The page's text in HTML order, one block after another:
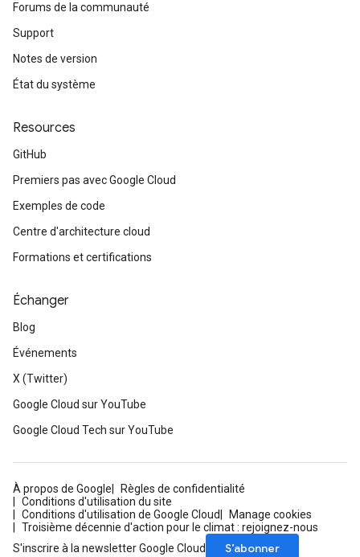
Forums de la communauté
Support
Notes de version
État du système
Resources
GitHub
Premiers pas avec Google Cloud
Exemples de code
Centre d'architecture cloud
Formations et certifications
Échanger
Blog
Événements
X (Twitter)
Google Cloud sur YouTube
Google Cloud Tech sur YouTube
À propos de Google
Règles de confidentialité
Conditions d'utilisation du site
Conditions d'utilisation de Google Cloud
Manage cookies
Troisième décennie d'action pour le climat : rejoignez-nous
S'inscrire à la newsletter Google Cloud
S’abonner